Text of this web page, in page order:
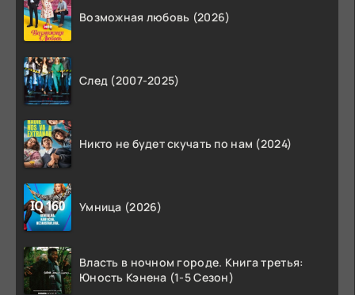
Возможная любовь (2026)
След (2007-2025)
Никто не будет скучать по нам (2024)
Умница (2026)
Власть в ночном городе. Книга третья:
Юность Кэнена (1-5 Сезон)